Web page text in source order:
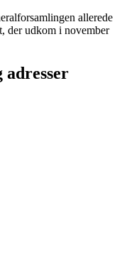
allerede
der udkom i november
adresser